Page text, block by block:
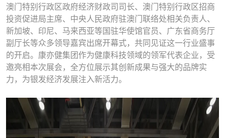
澳门特别行政区政府经济财政司司长、澳门特别行政区招商
投资促进局主席、中央人民政府驻澳门联络处相关负责人、
新加坡、印尼、马来西亚等国驻华使馆官员、广东省商务厅
副厅长等众多领导嘉宾出席开幕式，共同见证这一行业盛事
的开启。康亦健集团作为健康科技领域的领军代表企业，受
邀亮相本次展会，全方位展示其创新成果与强大的品牌实
力，为银发经济发展注入新活力。